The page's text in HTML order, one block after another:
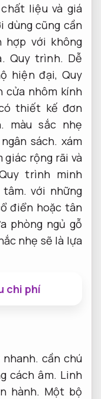
liệu và giá
dùng cũng cần
với không
Quy trình. Dễ
hiện đại, Quy
cửa nhôm kính
thiết kế đơn
màu sắc nhẹ
sách. xám
giác rộng rãi và
trình minh
với những
điển hoặc tân
phòng ngủ gỗ
nhẹ sẽ là lựa
chi phí
cần chú
cách âm. Linh
hành. Một bộ